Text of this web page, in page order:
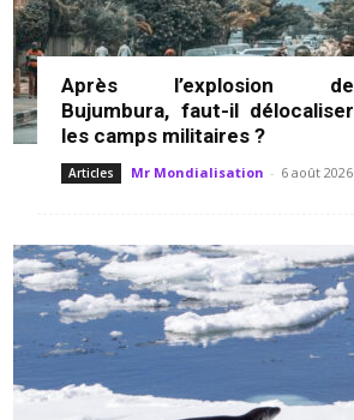
Après l’explosion de
Bujumbura, faut-il délocaliser
les camps militaires ?
Articles Mr Mondialisation - 6 août 2026